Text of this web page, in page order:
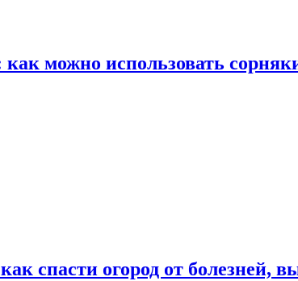
можно использовать
спасти огород от болезней,